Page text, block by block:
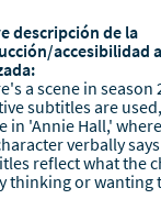
descripción de la
accesibilidad
a scene in season
subtitles are
in 'Annie Hall,'
verbally
reflect what the
thinking or wanting